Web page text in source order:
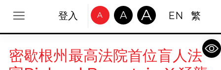
登入 A A A EN 繁
密歇根州最高法院首位盲人法